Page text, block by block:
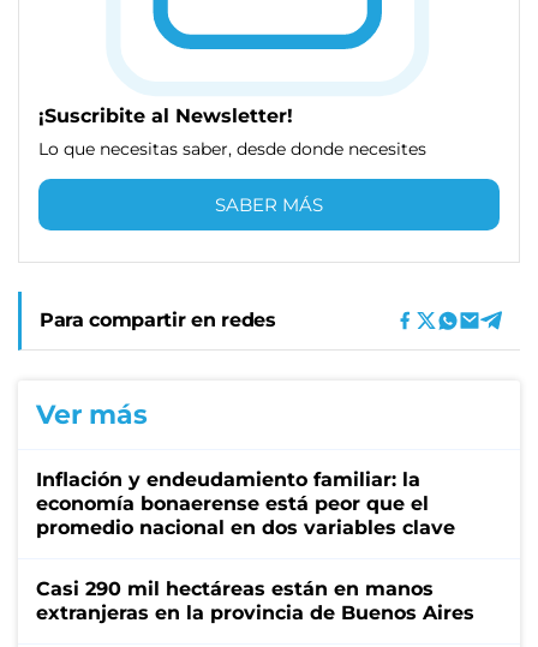
¡Suscribite al Newsletter!
Lo que necesitas saber, desde donde necesites
SABER MÁS
Para compartir en redes
Ver más
Inflación y endeudamiento familiar: la
economía bonaerense está peor que el
promedio nacional en dos variables clave
Casi 290 mil hectáreas están en manos
extranjeras en la provincia de Buenos Aires